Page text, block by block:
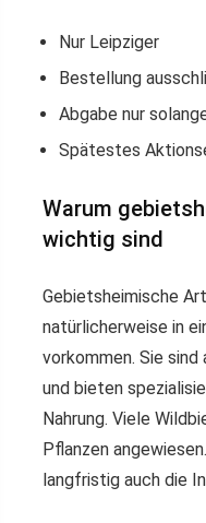
Nur Leipziger
Bestellung
Abgabe nur
Spätestes
Warum
wichtig sind
Gebietsheimische
natürlicherweise in
vorkommen. Sie
und bieten
Nahrung. Viele
Pflanzen
langfristig auch die